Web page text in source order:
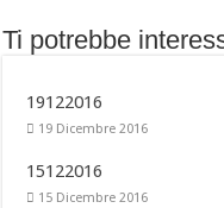
Ti potrebbe
19122016
19 Dicembre 2016
15122016
15 Dicembre 2016